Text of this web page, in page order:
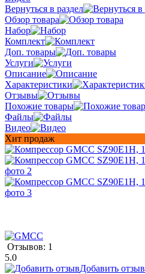
Вернуться в раздел
Обзор товара
Набор
Комплект
Доп. товары
Услуги
Описание
Характеристики
Отзывы
Похожие товары
Файлы
Видео
Хит продаж
Отзывов: 1
5.0
Добавить отзыв